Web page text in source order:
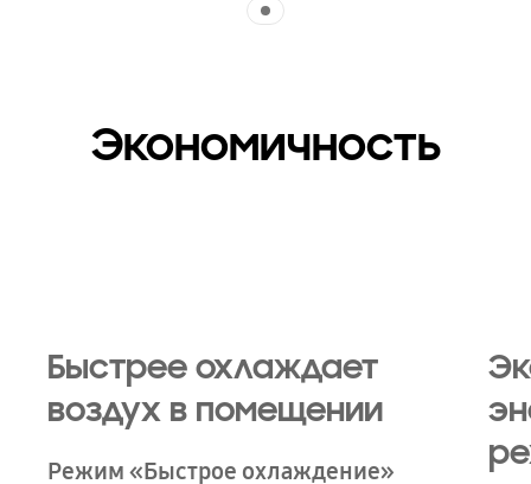
Экономичность
Быстрее охлаждает
воздух в помещении
Режим «Быстрое охлаждение»